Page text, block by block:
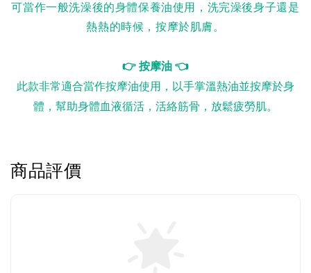
可當作一般洗澡後的身體保養油使用，洗完澡後身子還是
熱熱的時候，按摩於肌膚。
👉 按摩油 👈
此款非常適合當作按摩油使用，以手掌溫熱油並按摩於身
體，幫助身體血液循活，活絡筋骨，放鬆疲勞肌。
商品評價